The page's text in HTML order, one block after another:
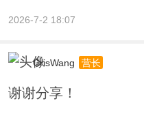
2026-7-2 18:07
CrisWang 营长
谢谢分享！